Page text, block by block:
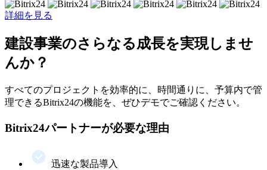
詳細を見る
建設事業のさらなる成長を実現しませ
んか？
すべてのプロジェクトを効率的に、時間通りに、予算内で管
理できるBitrix24の機能を、ぜひデモでご確認ください。
Bitrix24パートナーが必要な理由
迅速な製品導入